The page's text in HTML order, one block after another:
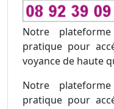
Notre
pratique pour
voyance de haute
Notre
pratique pour